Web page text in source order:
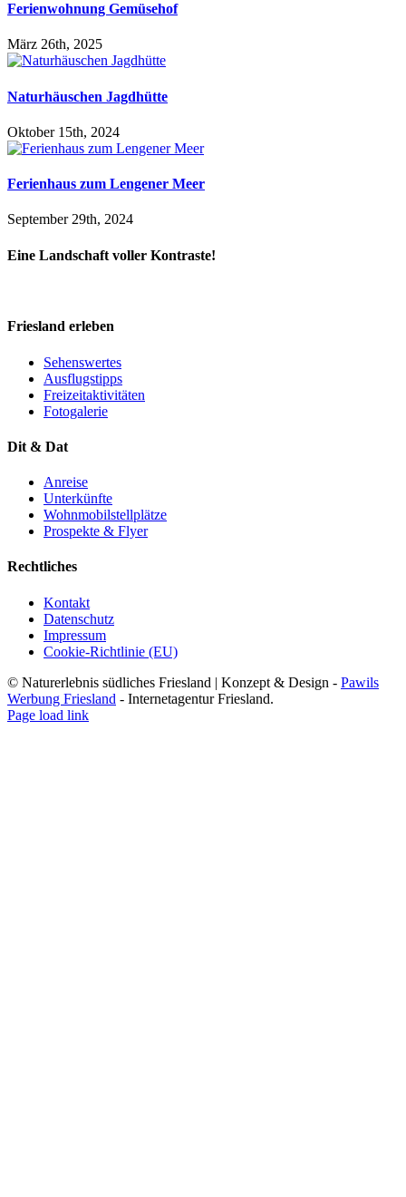
Ferienwohnung Gemüsehof
März 26th, 2025
Naturhäuschen Jagdhütte
Oktober 15th, 2024
Ferienhaus zum Lengener Meer
September 29th, 2024
Eine Landschaft voller Kontraste!
Friesland erleben
Sehenswertes
Ausflugstipps
Freizeitaktivitäten
Fotogalerie
Dit & Dat
Anreise
Unterkünfte
Wohnmobilstellplätze
Prospekte & Flyer
Rechtliches
Kontakt
Datenschutz
Impressum
Cookie-Richtlinie (EU)
© Naturerlebnis südliches Friesland | Konzept & Design - Pawils
Werbung Friesland - Internetagentur Friesland.
Page load link